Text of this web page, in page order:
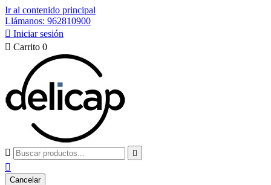
Ir al contenido principal
Llámanos: 962810900
 Iniciar sesión
 Carrito 0
 

Cancelar